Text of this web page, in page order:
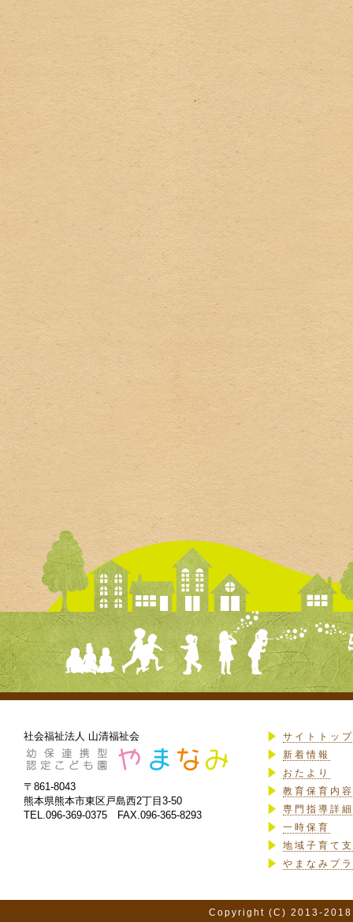
社会福祉法人 山清福祉会
〒861-8043
熊本県熊本市東区戸島西2丁目3-50
TEL.096-369-0375 FAX.096-365-8293
サイトトップ
新着情報
おたより
教育保育内
専門指導詳細
一時保育
地域子育て
やまなみプ
Copyright (C) 2013-